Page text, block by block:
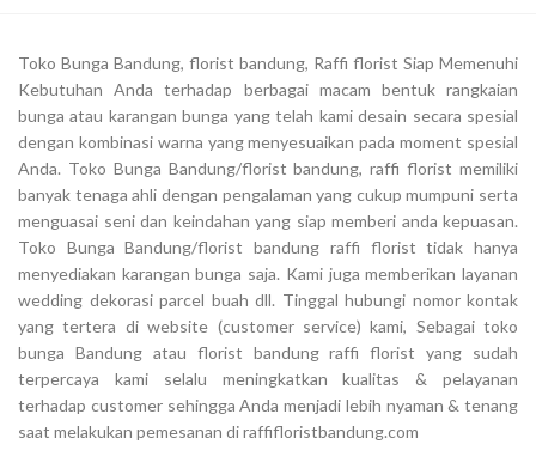
Toko Bunga Bandung, florist bandung, Raffi florist Siap Memenuhi
Kebutuhan Anda terhadap berbagai macam bentuk rangkaian
bunga atau karangan bunga yang telah kami desain secara spesial
dengan kombinasi warna yang menyesuaikan pada moment spesial
Anda. Toko Bunga Bandung/florist bandung, raffi florist memiliki
banyak tenaga ahli dengan pengalaman yang cukup mumpuni serta
menguasai seni dan keindahan yang siap memberi anda kepuasan.
Toko Bunga Bandung/florist bandung raffi florist tidak hanya
menyediakan karangan bunga saja. Kami juga memberikan layanan
wedding dekorasi parcel buah dll. Tinggal hubungi nomor kontak
yang tertera di website (customer service) kami, Sebagai toko
bunga Bandung atau florist bandung raffi florist yang sudah
terpercaya kami selalu meningkatkan kualitas & pelayanan
terhadap customer sehingga Anda menjadi lebih nyaman & tenang
saat melakukan pemesanan di raffifloristbandung.com